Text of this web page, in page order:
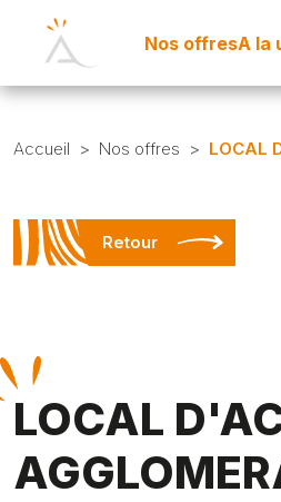
Nos offresA la
Accueil Nos offres LOCAL
Retour
LOCAL